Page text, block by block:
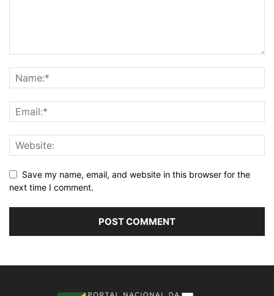
Save my name, email, and website in this browser for the
next time I comment.